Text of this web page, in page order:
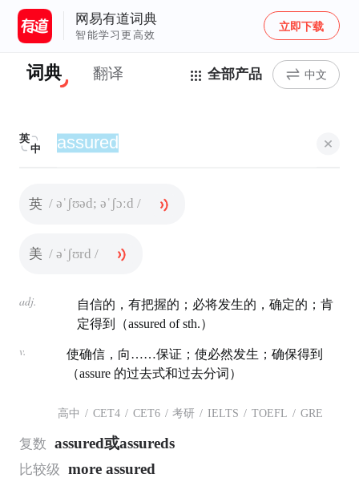
网易有道词典
智能学习更高效
立即下载
词典 翻译 全部产品 中文
英
中
英 / əˈʃʊəd; əˈʃɔːd /
美 / əˈʃʊrd /
adj.
自信的，有把握的；必将发生的，确定的；肯
定得到（assured of sth.）
v.
使确信，向……保证；使必然发生；确保得到
（assure 的过去式和过去分词）
高中 / CET4 / CET6 / 考研 / IELTS / TOEFL / GRE
复数 assured或assureds
比较级 more assured